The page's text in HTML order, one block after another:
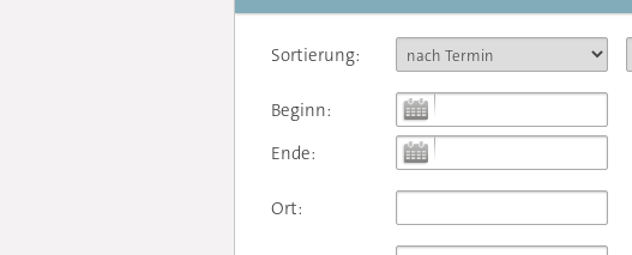
Sortierung:
Beginn:
Ende:
Ort: